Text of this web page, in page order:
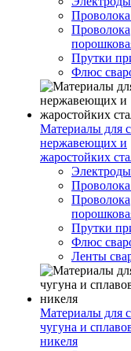
Проволока
Прутки
Флюс
Материалы для
нержавеющих и
жаростойких
Проволока
Прутки
Флюс
Ленты
Материалы для
чугуна и
никеля